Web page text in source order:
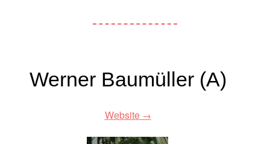
Werner Baumüller (A)
Website